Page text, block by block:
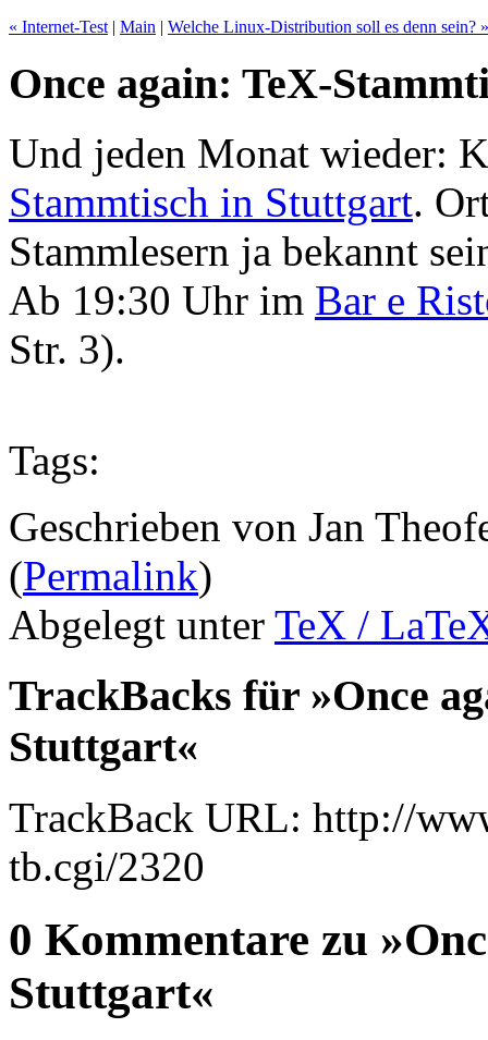
« Internet-Test | Main | Welche Linux-Distribution soll es denn sein? »
Once again: TeX-
Und jeden Monat wieder:
Stammtisch in Stuttgart.
Stammlesern ja bekannt
Ab 19:30 Uhr im Bar e
Str. 3).
Tags:
Geschrieben von Jan
(Permalink)
Abgelegt unter TeX /
TrackBacks für »Once
Stuttgart«
TrackBack URL: http://
tb.cgi/2320
0 Kommentare zu
Stuttgart«